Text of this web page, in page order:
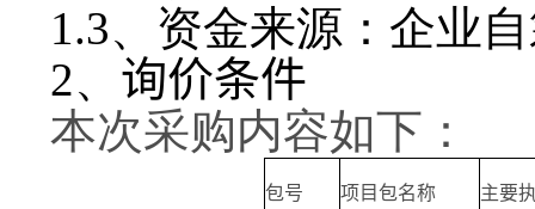
1.3、资金来源：企业
2、 询价条件
本次采购内容如下：
包号 项目包名称 主要